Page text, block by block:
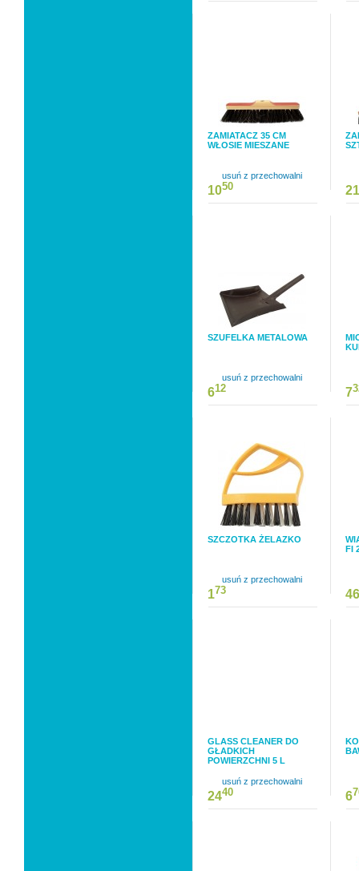
ZAMIATACZ 35 CM
WŁOSIE MIESZANE
usuń z przechowalni
1050 21
SZUFELKA METALOWA
usuń z przechowalni
612 7
SZCZOTKA ŻELAZKO
usuń z przechowalni
173
FI
46
GLASS CLEANER DO
GŁADKICH
POWIERZCHNI 5 L
usuń z przechowalni
2440 6